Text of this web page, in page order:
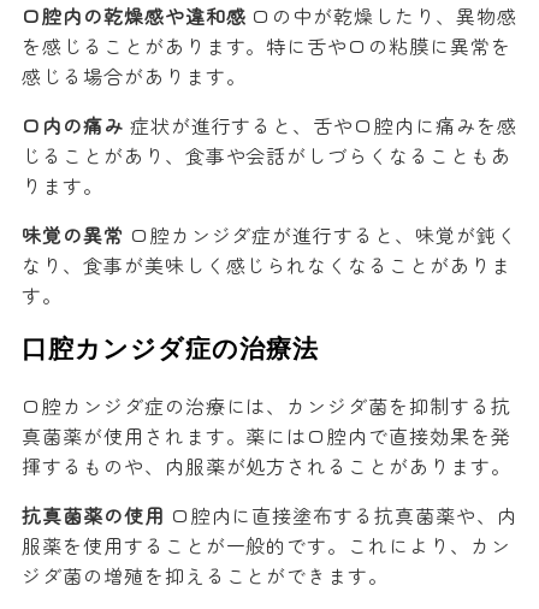
口腔内の乾燥感や違和感 口の中が乾燥したり、異物感
を感じることがあります。特に舌や口の粘膜に異常を
感じる場合があります。
口内の痛み 症状が進行すると、舌や口腔内に痛みを感
じることがあり、食事や会話がしづらくなることもあ
ります。
味覚の異常 口腔カンジダ症が進行すると、味覚が鈍く
なり、食事が美味しく感じられなくなることがありま
す。
口腔カンジダ症の治療法
口腔カンジダ症の治療には、カンジダ菌を抑制する抗
真菌薬が使用されます。薬には口腔内で直接効果を発
揮するものや、内服薬が処方されることがあります。
抗真菌薬の使用 口腔内に直接塗布する抗真菌薬や、内
服薬を使用することが一般的です。これにより、カン
ジダ菌の増殖を抑えることができます。